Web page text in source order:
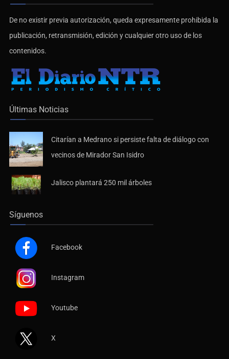
De no existir previa autorización, queda expresamente prohibida la
publicación, retransmisión, edición y cualquier otro uso de los
contenidos.
Últimas Noticias
Citarían a Medrano si persiste falta de diálogo con
vecinos de Mirador San Isidro
Jalisco plantará 250 mil árboles
Síguenos
Facebook
Instagram
Youtube
X